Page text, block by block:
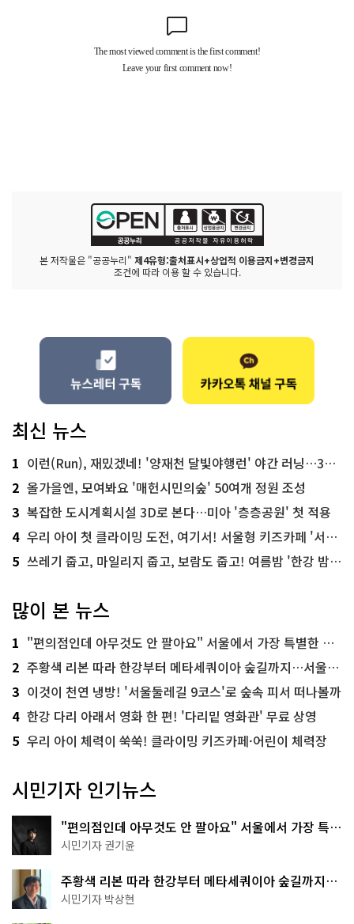
본 저작물은 "공공누리" 제4유형:출처표시+상업적 이용금지+변경금지
조건에 따라 이용 할 수 있습니다.
최신 뉴스
1 이런(Run), 재밌겠네! '양재천 달빛야행런' 야간 러닝…300명 모집
2 올가을엔, 모여봐요 '매헌시민의숲' 50여개 정원 조성
3 복잡한 도시계획시설 3D로 본다…미아 '층층공원' 첫 적용
4 우리 아이 첫 클라이밍 도전, 여기서! 서울형 키즈카페 '서울가족플라자점'
5 쓰레기 줍고, 마일리지 줍고, 보람도 줍고! 여름밤 '한강 밤마실 줍깅'
많이 본 뉴스
1 "편의점인데 아무것도 안 팔아요" 서울에서 가장 특별한 편의점의 정체
2 주황색 리본 따라 한강부터 메타세쿼이아 숲길까지…서울둘레길 15코스
3 이것이 천연 냉방! '서울둘레길 9코스'로 숲속 피서 떠나볼까
4 한강 다리 아래서 영화 한 편! '다리밑 영화관' 무료 상영
5 우리 아이 체력이 쑥쑥! 클라이밍 키즈카페·어린이 체력장
시민기자 인기뉴스
"편의점인데 아무것도 안 팔아요" 서울에서 가장 특별
한 편의점의 정체
시민기자 권기윤
주황색 리본 따라 한강부터 메타세쿼이아 숲길까지…
서울둘레길 15코스
시민기자 박상현